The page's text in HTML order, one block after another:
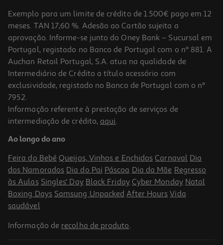
Máscara C/ Luz One Piece Buggy
32.99 €/un
32,99 €
Exemplo para um limite de crédito de 1.500€ pago em 12
meses. TAN 17,60 %. Adesão ao Cartão sujeita a
aprovação. Informe-se junto do Oney Bank – Sucursal em
Portugal, registado no Banco de Portugal com o nº 881. A
Auchan Retail Portugal, S.A. atua na qualidade de
Intermediário de Crédito a título acessório com
exclusividade, registado no Banco de Portugal com o nº
7952.
Informação referente à prestação de serviços de
intermediação de crédito, aqui.
Ao longo do ano
Feira do Bebé Queijos, Vinhos e Enchidos Carnaval Dia
dos Namorados Dia do Pai Páscoa Dia da Mãe Regresso
às Aulas Singles' Day Black Friday Cyber Monday Natal
Boxing Days Samsung Unpacked After Hours Vida
saudável
Informação de recolha de produto.